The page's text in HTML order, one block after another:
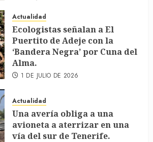
Actualidad
Ecologistas señalan a El
Puertito de Adeje con la
‘Bandera Negra’ por Cuna del
Alma.
1 DE JULIO DE 2026
Actualidad
Una avería obliga a una
avioneta a aterrizar en una
vía del sur de Tenerife.